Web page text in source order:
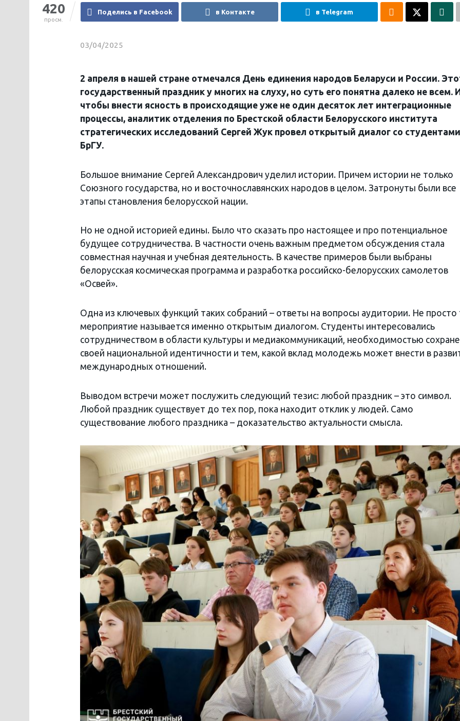
420
просм.
Поделись в Facebook в Контакте в Telegram
03/04/2025
2 апреля в нашей стране отмечался День единения народов Беларуси и России.
государственный праздник у многих на слуху, но суть его понятна далеко не всем.
чтобы внести ясность в происходящие уже не один десяток лет интеграционные
процессы, аналитик отделения по Брестской области Белорусского института
стратегических исследований Сергей Жук провел открытый диалог со студентами
БрГУ.
Большое внимание Сергей Александрович уделил истории. Причем истории не только
Союзного государства, но и восточнославянских народов в целом. Затронуты были все
этапы становления белорусской нации.
Но не одной историей едины. Было что сказать про настоящее и про потенциальное
будущее сотрудничества. В частности очень важным предметом обсуждения стала
совместная научная и учебная деятельность. В качестве примеров были выбраны
белорусская космическая программа и разработка российско-белорусских самолетов
«Освей».
Одна из ключевых функций таких собраний – ответы на вопросы аудитории. Не просто
мероприятие называется именно открытым диалогом. Студенты интересовались
сотрудничеством в области культуры и медиакоммуникаций, необходимостью
своей национальной идентичности и тем, какой вклад молодежь может внести в
международных отношений.
Выводом встречи может послужить следующий тезис: любой праздник – это символ.
Любой праздник существует до тех пор, пока находит отклик у людей. Само
существование любого праздника – доказательство актуальности смысла.